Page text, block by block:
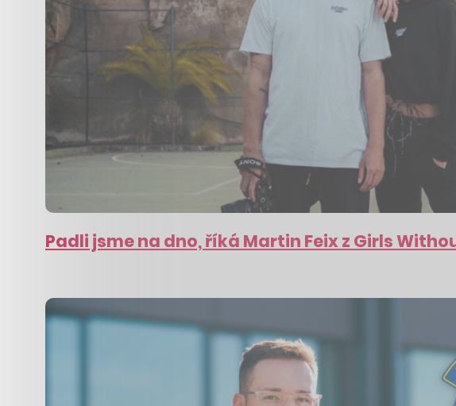
Padli jsme na dno, říká Martin Feix z Girls